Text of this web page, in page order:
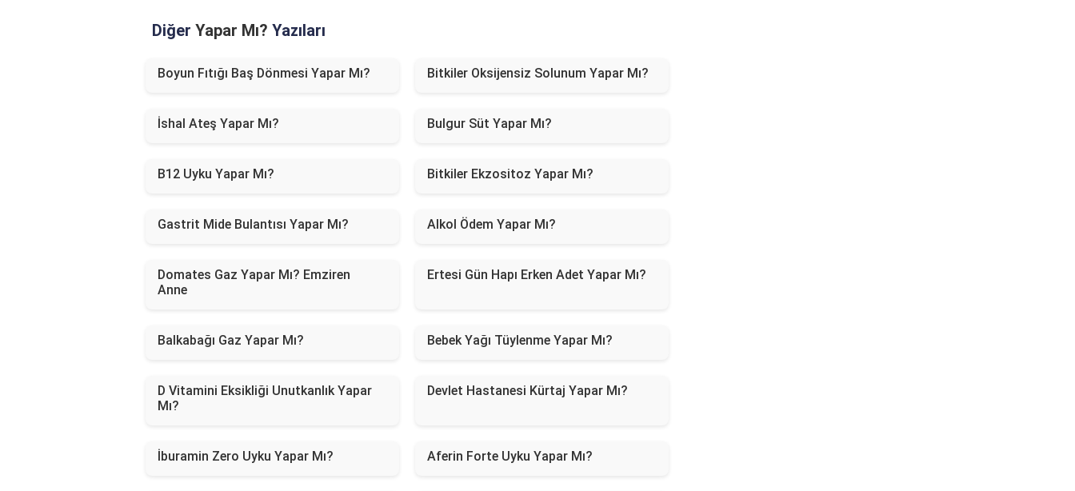
Diğer Yapar Mı? Yazıları
Boyun Fıtığı Baş Dönmesi Yapar Mı? Bitkiler Oksijensiz Solunum Yapar Mı?
İshal Ateş Yapar Mı? Bulgur Süt Yapar Mı?
B12 Uyku Yapar Mı? Bitkiler Ekzositoz Yapar Mı?
Gastrit Mide Bulantısı Yapar Mı? Alkol Ödem Yapar Mı?
Domates Gaz Yapar Mı? Emziren
Anne
Ertesi Gün Hapı Erken Adet Yapar Mı?
Balkabağı Gaz Yapar Mı? Bebek Yağı Tüylenme Yapar Mı?
D Vitamini Eksikliği Unutkanlık Yapar
Mı?
Devlet Hastanesi Kürtaj Yapar Mı?
İburamin Zero Uyku Yapar Mı? Aferin Forte Uyku Yapar Mı?